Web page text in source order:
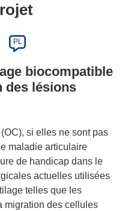
PL
biocompatible
des lésions
si elles ne sont pas
maladie articulaire
de handicap dans le
actuelles utilisées
telles que les
migration des cellules